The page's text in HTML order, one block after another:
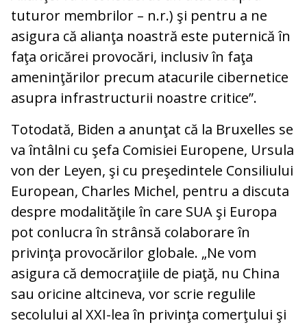
tuturor membrilor – n.r.) şi pentru a ne
asigura că alianţa noastră este puternică în
faţa oricărei provocări, inclusiv în faţa
ameninţărilor precum atacurile cibernetice
asupra infrastructurii noastre critice”.
Totodată, Biden a anunţat că la Bruxelles se
va întâlni cu şefa Comisiei Europene, Ursula
von der Leyen, şi cu preşedintele Consiliului
European, Charles Michel, pentru a discuta
despre modalităţile în care SUA şi Europa
pot conlucra în strânsă colaborare în
privinţa provocărilor globale. „Ne vom
asigura că democraţiile de piaţă, nu China
sau oricine altcineva, vor scrie regulile
secolului al XXI-lea în privinţa comerţului şi